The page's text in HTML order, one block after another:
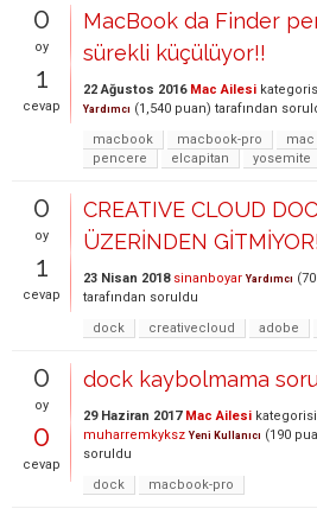
0
oy
1
cevap
MacBook da Finder
sürekli küçülüyor!!
22 Ağustos 2016 Mac Ailesi
Yardımcı (1,540 puan) tarafından
macbook
macbook-pro mac
pencere
elcapitan yosemite
0
oy
1
cevap
CREATIVE CLOUD
ÜZERİNDEN GİTMİYOR!
23 Nisan 2018 sinanboyar Yardımcı (
tarafından soruldu
dock
creativecloud adobe
0
oy
0
cevap
dock kaybolmama
29 Haziran 2017 Mac Ailesi
muharremkyksz Yeni Kullanıcı (190
soruldu
dock
macbook-pro